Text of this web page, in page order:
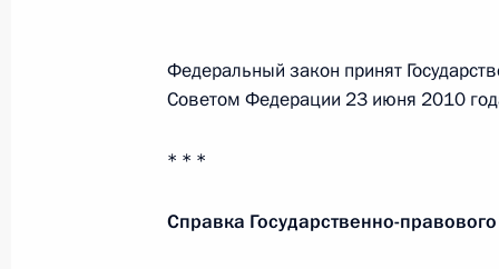
двадцатки»
Федеральный закон принят
Советом Федерации 23 июня 2010
* * *
Справка Государственно-